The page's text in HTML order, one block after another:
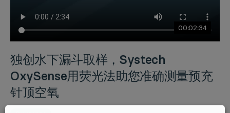
00:02:34
独创水下漏斗取样，Systech
OxySense用荧光法助您准确测量预充
针顶空氧